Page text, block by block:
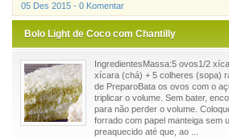
05 Des 2015 - 0 Komentar
Bolo Light de Coco com Chantilly
IngredientesMassa:5 ovos1/2
xícara (chá) + 5 colheres (sopa)
de PreparoBata os ovos com o
triplicar o volume. Sem bater,
para não perder o volume.
forrado com papel manteiga sem
preaquecido até que, ao ...